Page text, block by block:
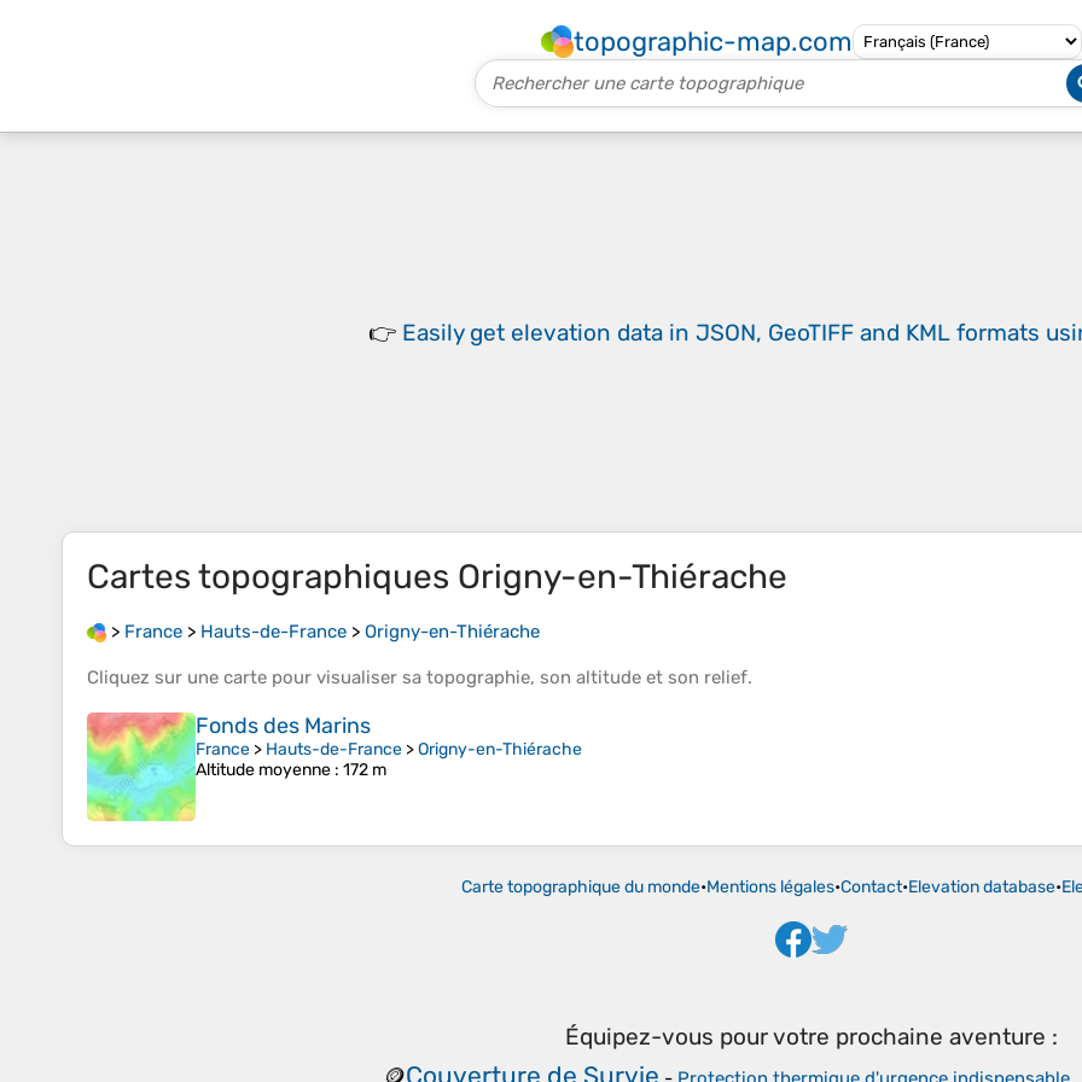
topographic-map.com
👉 Easily get elevation data in JSON, GeoTIFF and KML formats
Cartes topographiques Origny-en-Thiérache
> France > Hauts-de-France > Origny-en-Thiérache
Cliquez sur une carte pour visualiser sa topographie, son altitude et son relief.
Fonds des Marins
France > Hauts-de-France >Origny-en-Thiérache
Altitude moyenne : 172 m
Carte topographique du monde•Mentions légales•Contact•Elevation database•
Équipez-vous pour votre prochaine aventure :
🪙Couverture de Survie